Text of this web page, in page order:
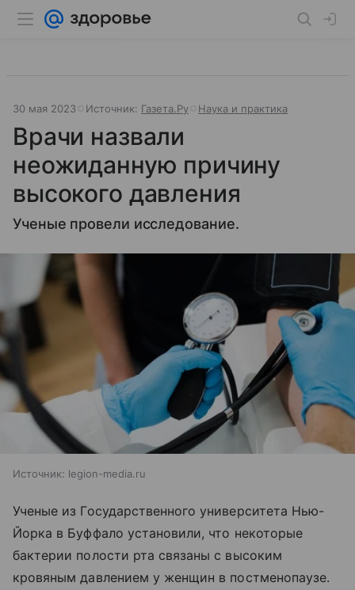
30 мая 2023 Источник: Газета.Ру Наука и практика
Врачи назвали
неожиданную причину
высокого давления
Ученые провели исследование.
Источник: legion-media.ru
Ученые из Государственного университета Нью-
Йорка в Буффало установили, что некоторые
бактерии полости рта связаны с высоким
кровяным давлением у женщин в постменопаузе.